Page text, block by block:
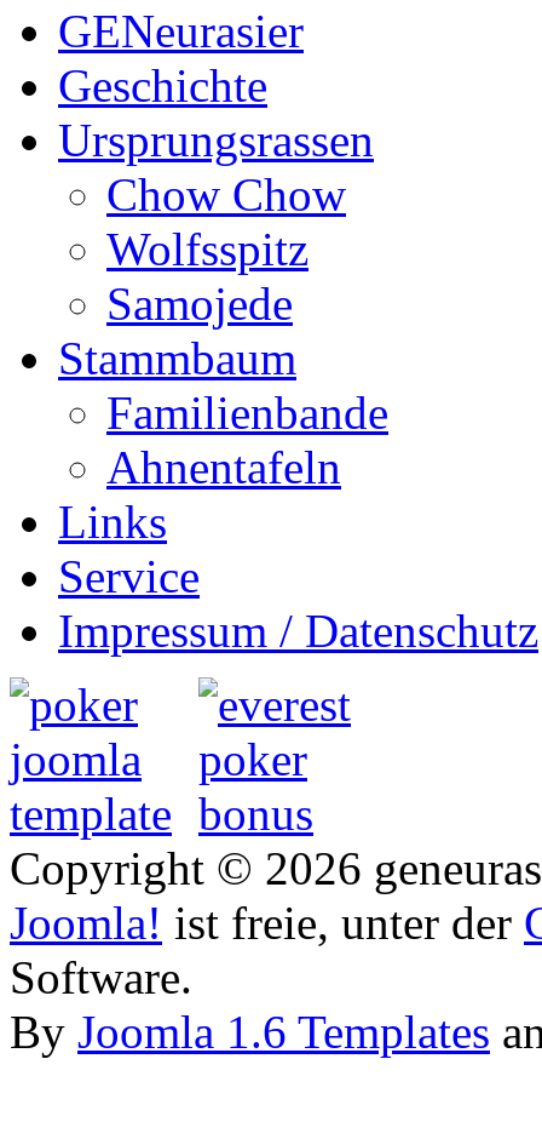
GENeurasier
Geschichte
Ursprungsrassen
Chow Chow
Wolfsspitz
Samojede
Stammbaum
Familienbande
Ahnentafeln
Links
Service
Impressum / Datenschutz
Copyright © 2026
Joomla! ist freie, unter der
Software.
By Joomla 1.6 Templates